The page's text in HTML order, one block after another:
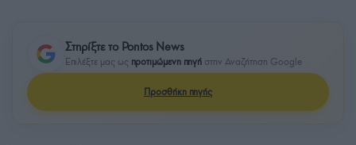
Στηρίξτε το Pontos News
Επιλέξτε μας ως προτιμώμενη πηγή στην Αναζήτηση Google
Προσθήκη πηγής